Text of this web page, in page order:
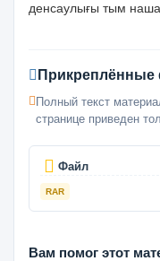
денсаулығы тым
Полный текст
странице приведен
Файл
RAR
Вам помог этот